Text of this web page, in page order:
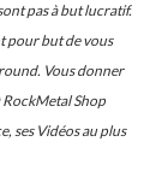
pas à but lucratif.
pour but de vous
Vous donner
Shop
ses Vidéos au plus